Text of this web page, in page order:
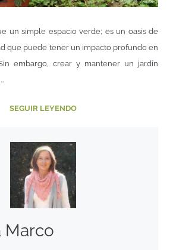
un simple espacio verde; es un oasis de
que puede tener un impacto profundo en
embargo, crear y mantener un jardín
SEGUIR LEYENDO
Marco